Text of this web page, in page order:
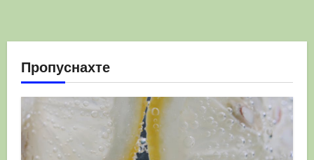
Пропуснахте